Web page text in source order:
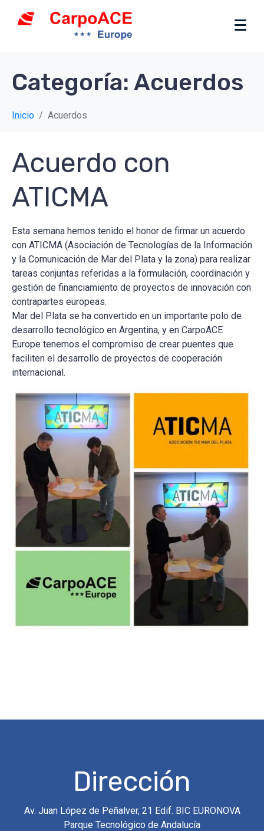
Categoría: Acuerdos
Inicio Acuerdos
Acuerdo con
ATICMA
Esta semana hemos tenido el honor de firmar un acuerdo
con ATICMA (Asociación de Tecnologías de la Información
y la Comunicación de Mar del Plata y la zona) para realizar
tareas conjuntas referidas a la formulación, coordinación y
gestión de financiamiento de proyectos de innovación con
contrapartes europeas.
Mar del Plata se ha convertido en un importante polo de
desarrollo tecnológico en Argentina, y en CarpoACE
Europe tenemos el compromiso de crear puentes que
faciliten el desarrollo de proyectos de cooperación
internacional.
Dirección
Av. Juan López de Peñalver, 21 Edif. BIC EURONOVA
Parque Tecnológico de Andalucía
Solicite una
Llamada